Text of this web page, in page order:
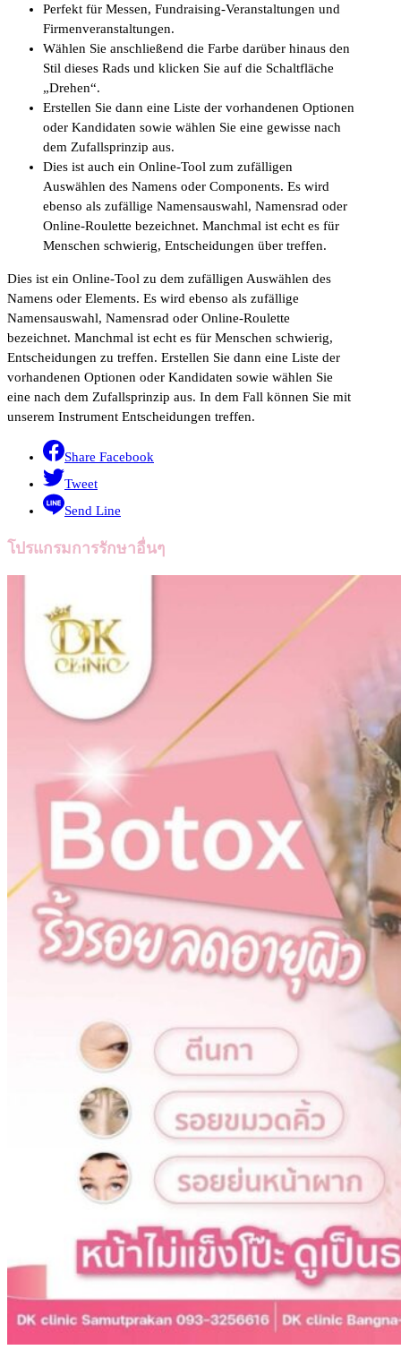
Perfekt für Messen, Fundraising-Veranstaltungen und
Firmenveranstaltungen.
Wählen Sie anschließend die Farbe darüber hinaus den
Stil dieses Rads und klicken Sie auf die Schaltfläche
„Drehen“.
Erstellen Sie dann eine Liste der vorhandenen Optionen
oder Kandidaten sowie wählen Sie eine gewisse nach
dem Zufallsprinzip aus.
Dies ist auch ein Online-Tool zum zufälligen
Auswählen des Namens oder Components. Es wird
ebenso als zufällige Namensauswahl, Namensrad oder
Online-Roulette bezeichnet. Manchmal ist echt es für
Menschen schwierig, Entscheidungen über treffen.
Dies ist ein Online-Tool zu dem zufälligen Auswählen des
Namens oder Elements. Es wird ebenso als zufällige
Namensauswahl, Namensrad oder Online-Roulette
bezeichnet. Manchmal ist echt es für Menschen schwierig,
Entscheidungen zu treffen. Erstellen Sie dann eine Liste der
vorhandenen Optionen oder Kandidaten sowie wählen Sie
eine nach dem Zufallsprinzip aus. In dem Fall können Sie mit
unserem Instrument Entscheidungen treffen.
Share Facebook
Tweet
Send Line
โปรแกรมการรักษาอื่นๆ